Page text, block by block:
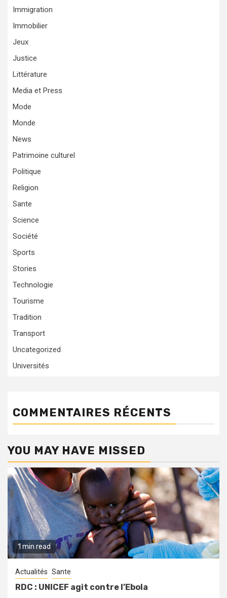
Immigration
Immobilier
Jeux
Justice
Littérature
Media et Press
Mode
Monde
News
Patrimoine culturel
Politique
Religion
Sante
Science
Société
Sports
Stories
Technologie
Tourisme
Tradition
Transport
Uncategorized
Universités
COMMENTAIRES RÉCENTS
YOU MAY HAVE MISSED
1 min read
Actualités Sante
RDC : UNICEF agit contre l’Ebola